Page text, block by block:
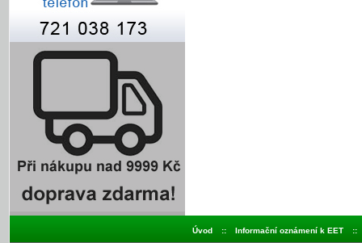
Úvod :: Informační oznámení k EET ::